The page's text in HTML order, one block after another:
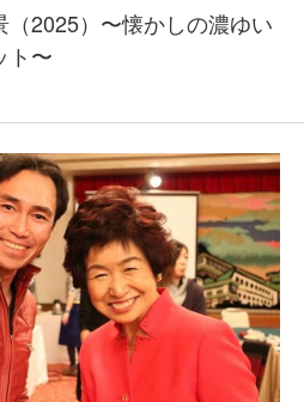
（2025）〜懐かしの濃ゆい
ト〜